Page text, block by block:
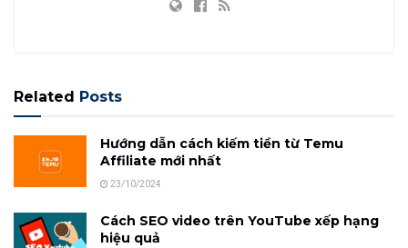
Related Posts
Hướng dẫn cách kiếm tiền từ Temu
Affiliate mới nhất
23/10/2024
Cách SEO video trên YouTube xếp hạng
hiệu quả